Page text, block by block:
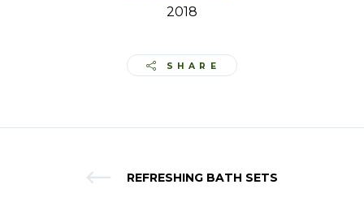
2018
SHARE
REFRESHING BATH SETS